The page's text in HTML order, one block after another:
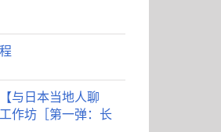
与日本当地人聊
作坊［第一弹：长